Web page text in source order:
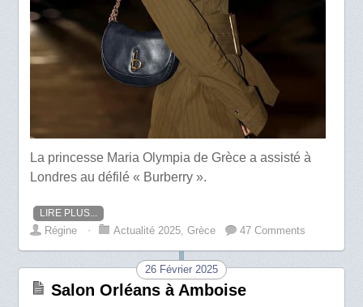
La princesse Maria Olympia de Grèce a assisté à
Londres au défilé « Burberry ».
LIRE PLUS...
Régine ⋅ Actualité 2025,Grèce 47 Comments
26 Février 2025
Salon Orléans à Amboise